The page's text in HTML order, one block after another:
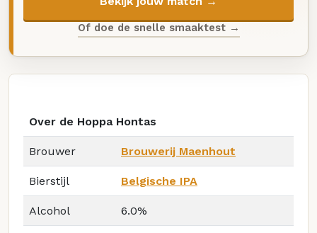
Of doe de snelle smaaktest →
Over de Hoppa Hontas
Brouwer Brouwerij Maenhout
Bierstijl Belgische IPA
Alcohol 6.0%